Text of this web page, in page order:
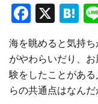
F
a
ce
b
o
X H
at
e
n
a
海を眺めると気持
がやわらいだり、
験をしたことがあ
らの共通点はなんだ